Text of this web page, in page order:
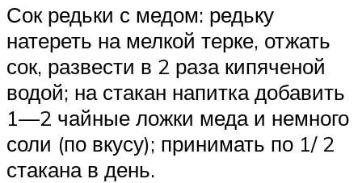
Сок редьки с медом: редьку
натереть на мелкой терке, отжать
сок, развести в 2 раза кипяченой
водой; на стакан напитка добавить
1—2 чайные ложки меда и немного
соли (по вкусу); принимать по 1/ 2
стакана в день.